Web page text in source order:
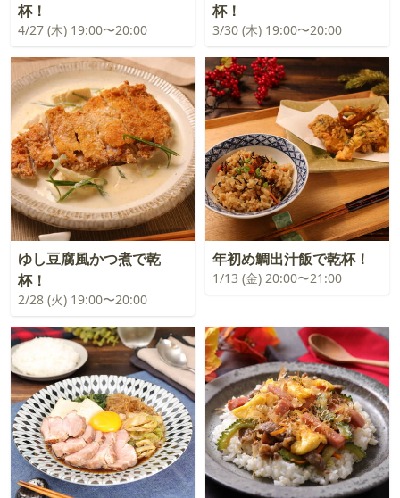
杯！
4/27 (木) 19:00〜20:00
杯！
3/30 (木) 19:00〜20:00
ゆし豆腐風かつ煮で乾
杯！
2/28 (火) 19:00〜20:00
年初め鯛出汁飯で乾杯！
1/13 (金) 20:00〜21:00